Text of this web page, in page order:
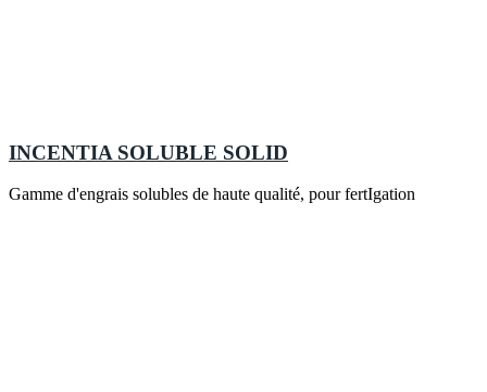
INCENTIA SOLUBLE SOLID
Gamme d'engrais solubles de haute qualité, pour fertIgation